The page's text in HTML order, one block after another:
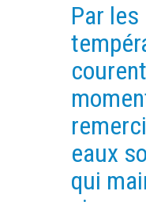
IMPLANTATIONS
PROJETS EN COURS
PROJETS TERMINÉS
NOS RÉSEAUX
SÉMINAIRES RÉGULIERS
FORMATION
MASTER
INGÉNIEUR
Par les
eaux
qui